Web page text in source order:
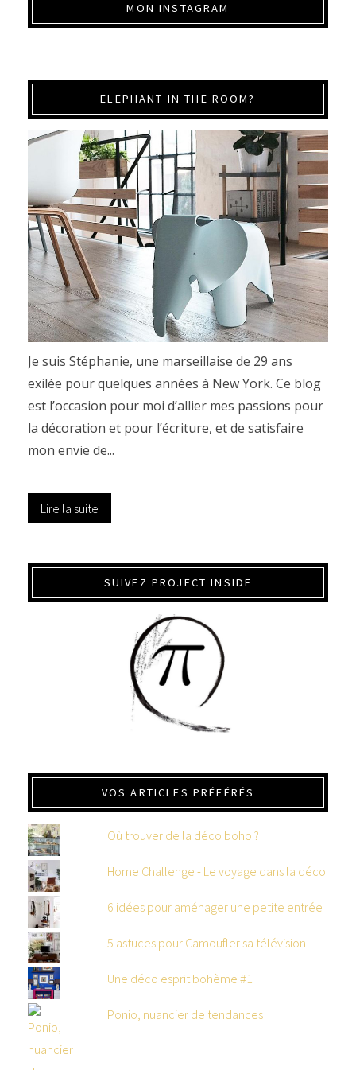
MON INSTAGRAM
ELEPHANT IN THE ROOM?
Je suis Stéphanie, une marseillaise de 29 ans
exilée pour quelques années à New York. Ce blog
est l’occasion pour moi d’allier mes passions pour
la décoration et pour l’écriture, et de satisfaire
mon envie de...
Lire la suite
SUIVEZ PROJECT INSIDE
VOS ARTICLES PRÉFÉRÉS
Où trouver de la déco boho ?
Home Challenge - Le voyage dans la déco
6 idées pour aménager une petite entrée
5 astuces pour Camoufler sa télévision
Une déco esprit bohème #1
Ponio, nuancier de tendances